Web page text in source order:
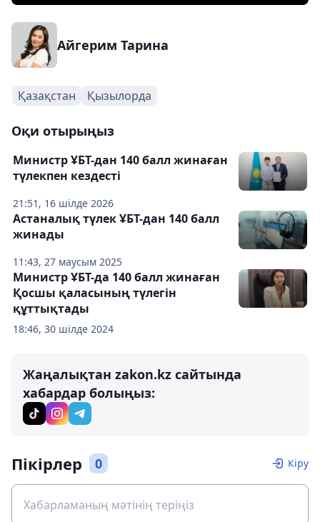
Айгерим Тарина
Қазақстан Қызылорда
Оқи отырыңыз
21:51, 16 шілде 2026
Министр ҰБТ-дан 140 балл жинаған
түлекпен кездесті
11:43, 27 маусым 2025
Астаналық түлек ҰБТ-дан 140 балл
жинады
18:46, 30 шілде 2024
Министр ҰБТ-да 140 балл жинаған
Қосшы қаласының түлегін
құттықтады
Жаңалықтан zakon.kz сайтында
хабардар болыңыз:
Пікірлер 0 Кіру